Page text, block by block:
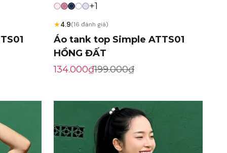
+1
★4.9(16 đánh giá)
Áo tank top Simple ATTS01
HỒNG ĐẤT
Giá khuyến mãi
134.000₫Giá gốc
199.000₫